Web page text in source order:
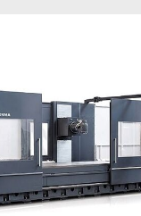
22
mm/min Snelle
en afmetingen
9500 kg
x 3315 x 2730 mm
en een
handwiel: Nieuwe
Garantie: 6
Prijs en
technische kenmerken